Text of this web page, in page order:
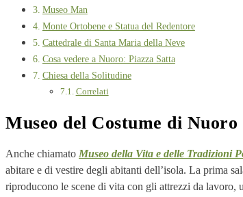
Museo Man
Monte Ortobene e Statua del Redentore
Cattedrale di Santa Maria della Neve
Cosa vedere a Nuoro: Piazza Satta
Chiesa della Solitudine
Correlati
Museo del Costume di Nuoro
Anche chiamato Museo della Vita e delle Tradizioni
abitare e di vestire degli abitanti dell’isola. La prima
riproducono le scene di vita con gli attrezzi da lavoro,